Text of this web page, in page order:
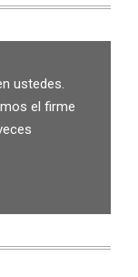
ustedes.
el firme